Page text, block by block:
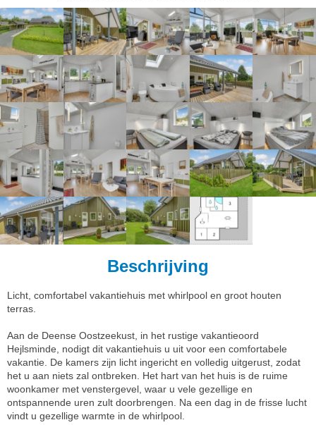
Beschrijving
Licht, comfortabel vakantiehuis met whirlpool en groot houten
terras.
Aan de Deense Oostzeekust, in het rustige vakantieoord
Hejlsminde, nodigt dit vakantiehuis u uit voor een comfortabele
vakantie. De kamers zijn licht ingericht en volledig uitgerust, zodat
het u aan niets zal ontbreken. Het hart van het huis is de ruime
woonkamer met venstergevel, waar u vele gezellige en
ontspannende uren zult doorbrengen. Na een dag in de frisse lucht
vindt u gezellige warmte in de whirlpool.